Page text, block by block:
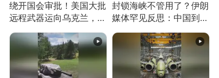
绕开国会审批！美国大批
远程武器运向乌克兰，集
封锁海峡不管用了？伊朗
媒体罕见反思：中国到底